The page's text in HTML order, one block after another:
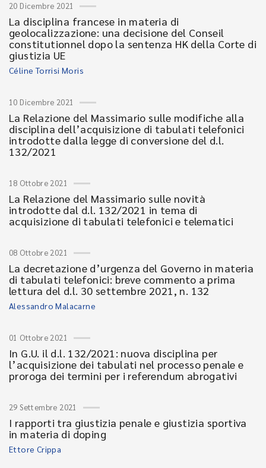
20 Dicembre 2021
La disciplina francese in materia di
geolocalizzazione: una decisione del Conseil
constitutionnel dopo la sentenza HK della Corte di
giustizia UE
Céline Torrisi Moris
10 Dicembre 2021
La Relazione del Massimario sulle modifiche alla
disciplina dell’acquisizione di tabulati telefonici
introdotte dalla legge di conversione del d.l.
132/2021
18 Ottobre 2021
La Relazione del Massimario sulle novità
introdotte dal d.l. 132/2021 in tema di
acquisizione di tabulati telefonici e telematici
08 Ottobre 2021
La decretazione d’urgenza del Governo in materia
di tabulati telefonici: breve commento a prima
lettura del d.l. 30 settembre 2021, n. 132
Alessandro Malacarne
01 Ottobre 2021
In G.U. il d.l. 132/2021: nuova disciplina per
l’acquisizione dei tabulati nel processo penale e
proroga dei termini per i referendum abrogativi
29 Settembre 2021
I rapporti tra giustizia penale e giustizia sportiva
in materia di doping
Ettore Crippa